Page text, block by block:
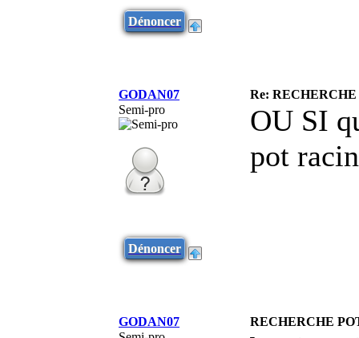
Dénoncer
GODAN07
Re: RECHERCHE
Semi-pro
OU SI
pot
Dénoncer
GODAN07
RECHERCHE